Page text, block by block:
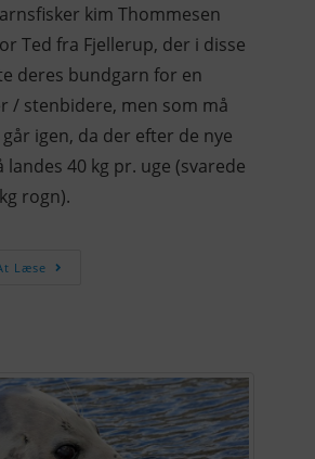
kim Thommesen
Ted fra Fjellerup, der i disse
deres bundgarn for en
/ stenbidere, men som må
igen, da der efter de nye
landes 40 kg pr. uge (svarede
rogn).
Læse